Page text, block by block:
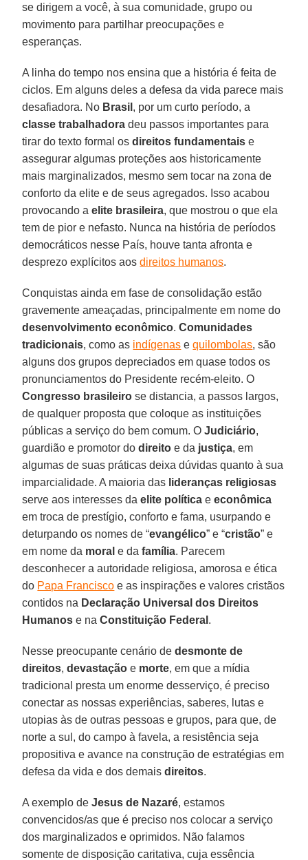
se dirigem a você, à sua comunidade, grupo ou
movimento para partilhar preocupações e
esperanças.
A linha do tempo nos ensina que a história é feita de
ciclos. Em alguns deles a defesa da vida parece mais
desafiadora. No Brasil , por um curto período, a
classe trabalhadora deu passos importantes para
tirar do texto formal osdireitos fundamentais e
assegurar algumas proteções aos historicamente
mais marginalizados, mesmo sem tocar na zona de
conforto da elite e de seus agregados. Isso acabou
provocando aelite brasileira, que mostrou o que ela
tem de pior e nefasto. Nunca na história de períodos
democráticos nesse País, houve tanta afronta e
desprezo explícitos aosdireitos humanos.
Conquistas ainda em fase de consolidação estão
gravemente ameaçadas, principalmente em nome do
desenvolvimento econômico.Comunidades
tradicionais, como as indígenas equilombolas, são
alguns dos grupos depreciados em quase todos os
pronunciamentos do Presidente recém-eleito. O
Congresso brasileiro se distancia, a passos largos,
de qualquer proposta que coloque as instituições
públicas a serviço do bem comum. OJudiciário,
guardião e promotor dodireito e da justiça, em
algumas de suas práticas deixa dúvidas quanto à sua
imparcialidade. A maioria das lideranças religiosas
serve aos interesses daelite política eeconômica
em troca de prestígio, conforto e fama, usurpando e
deturpando os nomes de “evangélico” e “cristão” e
em nome da moral e dafamília. Parecem
desconhecer a autoridade religiosa, amorosa e ética
do Papa Francisco e as inspirações e valores cristãos
contidos na Declaração Universal dos Direitos
Humanos e naConstituição Federal .
Nesse preocupante cenário dedesmonte de
direitos,devastação e morte, em que a mídia
tradicional presta um enorme desserviço, é preciso
conectar as nossas experiências, saberes, lutas e
utopias às de outras pessoas e grupos, para que, de
norte a sul, do campo à favela, a resistência seja
propositiva e avance na construção de estratégias em
defesa da vida e dos demaisdireitos.
A exemplo deJesus de Nazaré, estamos
convencidos/as que é preciso nos colocar a serviço
dos marginalizados e oprimidos. Não falamos
somente de disposição caritativa, cuja essência